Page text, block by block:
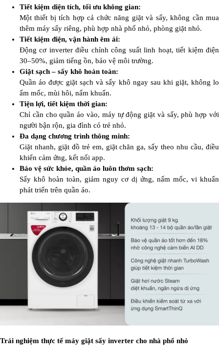
Tiết kiệm diện tích, tối ưu không gian:
Một thiết bị tích hợp cả chức năng giặt và sấy, không cần mua
thêm máy sấy riêng, phù hợp nhà phố nhỏ, phòng giặt nhỏ.
Tiết kiệm điện, vận hành êm ái:
Động cơ inverter điều chỉnh công suất linh hoạt, tiết kiệm điện
30–50%, giảm tiếng ồn, bảo vệ môi trường.
Giặt sạch – sấy khô hoàn toàn:
Quần áo được giặt sạch và sấy khô ngay sau khi giặt, không lo
ẩm mốc, mùi hôi, nấm khuẩn.
Tiện lợi, tiết kiệm thời gian:
Chỉ cần cho quần áo vào, máy tự động giặt và sấy, phù hợp với
người bận rộn, gia đình có trẻ nhỏ.
Đa dạng chương trình thông minh:
Giặt nhanh, giặt đồ trẻ em, giặt chăn ga, sấy theo nhu cầu, điều
khiển cảm ứng, kết nối app.
Bảo vệ sức khỏe, quần áo luôn thơm sạch:
Sấy khô hoàn toàn, giảm nguy cơ dị ứng, nấm mốc, vi khuẩn
phát triển trên quần áo.
Trải nghiệm thực tế máy giặt sấy inverter cho nhà phố nhỏ